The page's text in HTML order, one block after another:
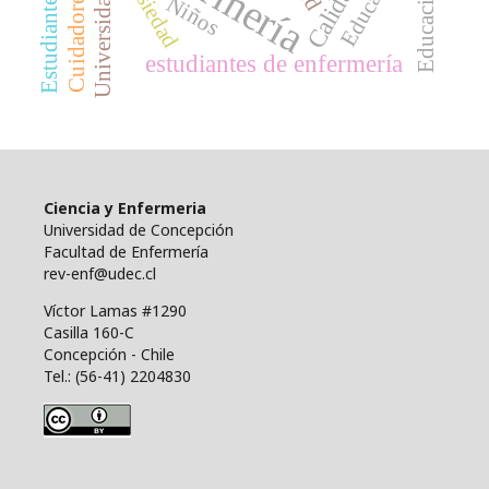
estudiantes de enfermería
Universidades
Cuidadores Niños
Ciencia y Enfermeria
Universidad de Concepción
Facultad de Enfermería
rev-enf@udec.cl
Víctor Lamas #1290
Casilla 160-C
Concepción - Chile
Tel.: (56-41) 2204830